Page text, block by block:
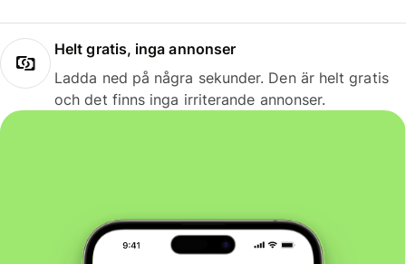
Helt gratis, inga annonser
Ladda ned på några sekunder. Den är helt gratis
och det finns inga irriterande annonser.